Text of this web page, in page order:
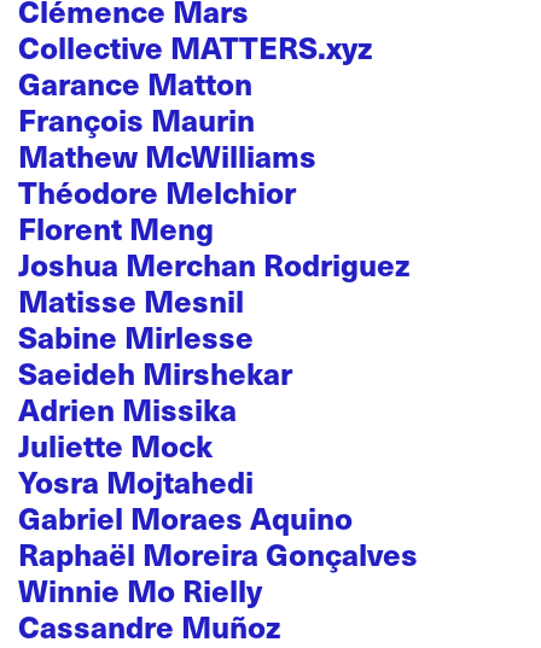
Clémence Mars
Collective MATTERS.xyz
Garance Matton
François Maurin
Mathew McWilliams
Théodore Melchior
Florent Meng
Joshua Merchan Rodriguez
Matisse Mesnil
Sabine Mirlesse
Saeideh Mirshekar
Adrien Missika
Juliette Mock
Yosra Mojtahedi
Gabriel Moraes Aquino
Raphaël Moreira Gonçalves
Winnie Mo Rielly
Cassandre Muñoz